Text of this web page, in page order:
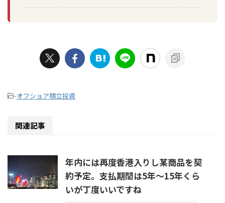
-オフショア積立投資
関連記事
年内には再度香港入りし某商品を契
約予定。支払期間は5年〜15年くら
いが丁度いいですね